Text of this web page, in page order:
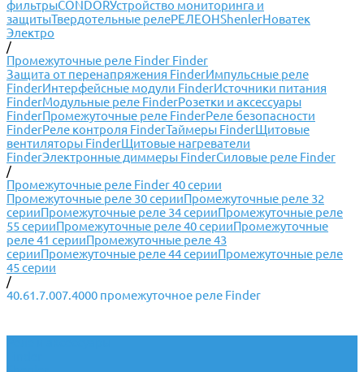
фильтрыCONDORУстройство мониторинга и
защитыТвердотельные релеРЕЛЕОНShenlerНоватек
Электро
/
Промежуточные реле Finder Finder
Защита от перенапряжения FinderИмпульсные реле
FinderИнтерфейсные модули FinderИсточники питания
FinderМодульные реле FinderРозетки и аксессуары
FinderПромежуточные реле FinderРеле безопасности
FinderРеле контроля FinderТаймеры FinderЩитовые
вентиляторы FinderЩитовые нагреватели
FinderЭлектронные диммеры FinderСиловые реле Finder
/
Промежуточные реле Finder 40 серии
Промежуточные реле 30 серииПромежуточные реле 32
серииПромежуточные реле 34 серииПромежуточные реле
55 серииПромежуточные реле 40 серииПромежуточные
реле 41 серииПромежуточные реле 43
серииПромежуточные реле 44 серииПромежуточные реле
45 серии
/
40.61.7.007.4000 промежуточное реле Finder